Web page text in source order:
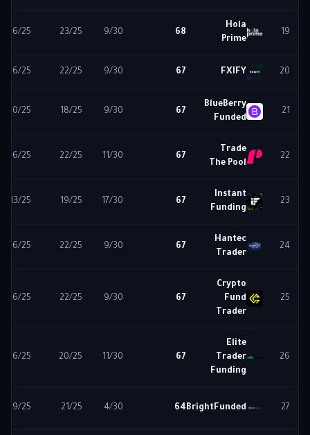
19
Hola
Prime
68
9/30
23/25
16/25
20
FXIFY
67
9/30
22/25
16/25
21
BlueBerry
Funded
67
9/30
18/25
20/25
22
Trade
The Pool
67
11/30
22/25
16/25
23
Instant
Funding
67
17/30
19/25
13/25
24
Hantec
Trader
67
9/30
22/25
16/25
25
Crypto
Fund
Trader
67
9/30
22/25
16/25
26
Elite
Trader
Funding
67
11/30
20/25
16/25
27
BrightFunded
64
4/30
21/25
19/25